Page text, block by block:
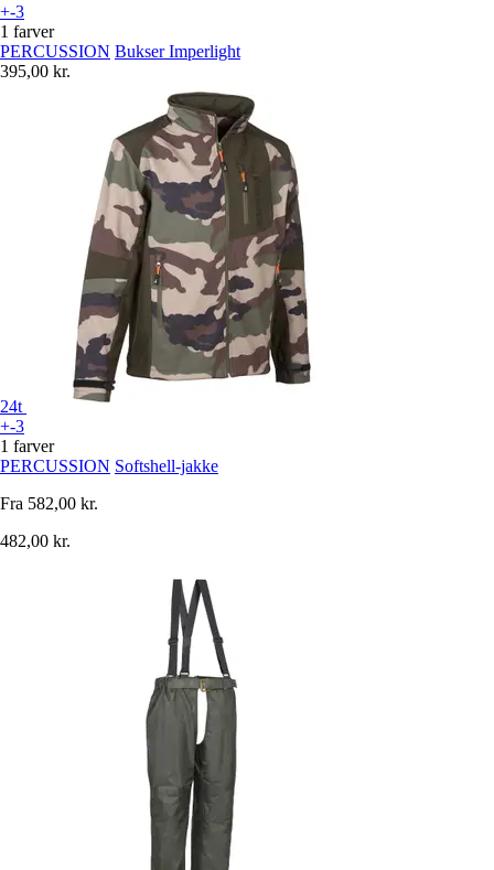
+-3
1 farver
PERCUSSION Bukser Imperlight
395,00 kr.
24t
+-3
1 farver
PERCUSSION Softshell-jakke
Fra 582,00 kr.
482,00 kr.